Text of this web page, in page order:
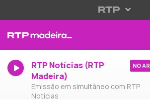
RTP Notícias (RTP
Madeira)
Emissão em simultâneo com RTP
Notícias
NO AR